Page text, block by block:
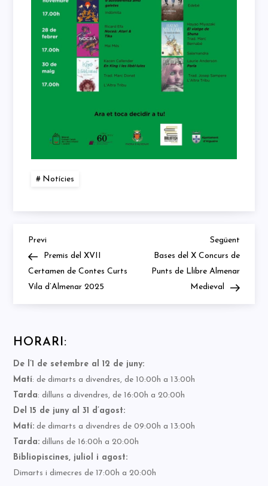
Notícies
Navegació
d'entrades
Previous
Post
Previ
Premis del XVII
Certamen de Contes Curts
Vila d’Almenar 2025
Next
Post
Següent
Bases del X Concurs de
Punts de Llibre Almenar
Medieval
HORARI:
De l’1 de setembre al 12 de juny:
Matí: de dimarts a divendres, de 10:00h a 13:00h
Tarda: dilluns a divendres, de 16:00h a 20:00h
Del 15 de juny al 31 d’agost:
Matí: de dimarts a divendres de 09:00h a 13:00h
Tarda: dilluns de 16:00h a 20:00h
Bibliopiscines, juliol i agost:
Dimarts i dimecres de 17:00h a 20:00h